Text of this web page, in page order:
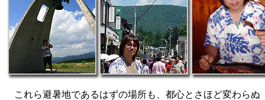
これら避暑地であるはずの場所も、都心とさほど変わらぬ